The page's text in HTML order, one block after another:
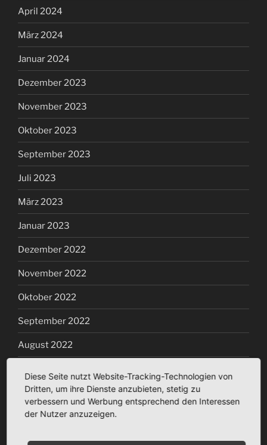
April 2024
März 2024
Januar 2024
Dezember 2023
November 2023
Oktober 2023
September 2023
Juli 2023
März 2023
Januar 2023
Dezember 2022
November 2022
Oktober 2022
September 2022
August 2022
Juni 2022
Mai 2022
April 2022
Diese Seite nutzt Website-Tracking-Technologien von
Dritten, um ihre Dienste anzubieten, stetig zu
verbessern und Werbung entsprechend den Interessen
der Nutzer anzuzeigen.